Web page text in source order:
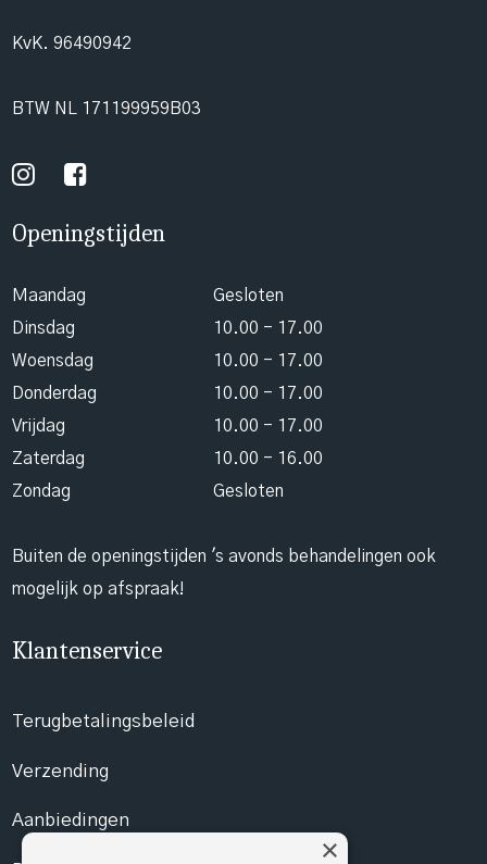
KvK. 96490942
BTW NL 171199959B03
Openingstijden
Maandag
Gesloten
Dinsdag
10.00 - 17.00
Woensdag
10.00 - 17.00
Donderdag
10.00 - 17.00
Vrijdag
10.00 - 17.00
Zaterdag
10.00 - 16.00
Zondag
Gesloten
Buiten de openingstijden 's avonds behandelingen ook
mogelijk op afspraak!
Klantenservice
Terugbetalingsbeleid
Verzending
Aanbiedingen
×